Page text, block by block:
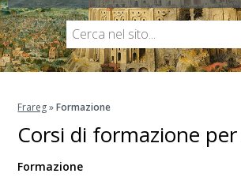
Frareg»Formazione
Corsi di formazione
Formazione